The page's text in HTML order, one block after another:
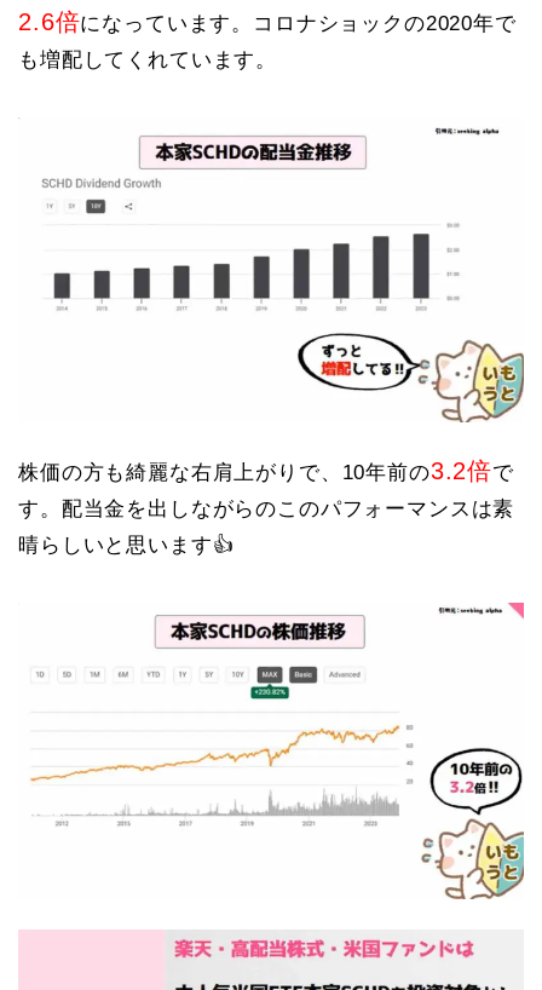
2.6倍になっています。コロナショックの2020年で
も増配してくれています。
株価の方も綺麗な右肩上がりで、10年前の3.2倍で
す。配当金を出しながらのこのパフォーマンスは素
晴らしいと思います👍